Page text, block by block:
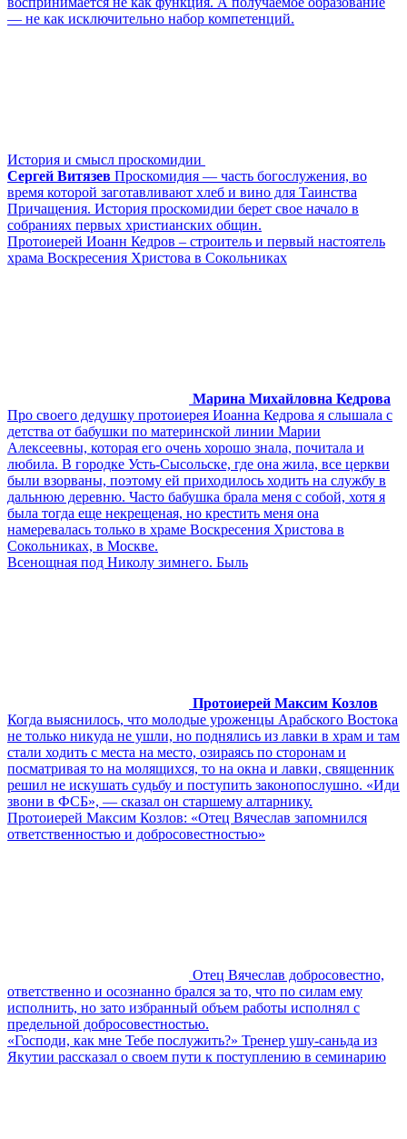
— не как исключительно набор компетенций.
История и смысл проскомидии
Сергей Витязев Проскомидия — часть богослужения, во
время которой заготавливают хлеб и вино для Таинства
Причащения. История проскомидии берет свое начало в
собраниях первых христианских общин.
Протоиерей Иоанн Кедров – строитель и первый настоятель
храма Воскресения Христова в Сокольниках
Марина Михайловна Кедрова
Про своего дедушку протоиерея Иоанна Кедрова я слышала с
детства от бабушки по материнской линии Марии
Алексеевны, которая его очень хорошо знала, почитала и
любила. В городке Усть-Сысольске, где она жила, все церкви
были взорваны, поэтому ей приходилось ходить на службу в
дальнюю деревню. Часто бабушка брала меня с собой, хотя я
была тогда еще некрещеная, но крестить меня она
намеревалась только в храме Воскресения Христова в
Сокольниках, в Москве.
Всенощная под Николу зимнего. Быль
Протоиерей Максим Козлов
Когда выяснилось, что молодые уроженцы Арабского Востока
не только никуда не ушли, но поднялись из лавки в храм и там
стали ходить с места на место, озираясь по сторонам и
посматривая то на молящихся, то на окна и лавки, священник
решил не искушать судьбу и поступить законопослушно. «Иди
звони в ФСБ», — сказал он старшему алтарнику.
Протоиерей Максим Козлов: «Отец Вячеслав запомнился
ответственностью и добросовестностью»
Отец Вячеслав добросовестно,
ответственно и осознанно брался за то, что по силам ему
исполнить, но зато избранный объем работы исполнял с
предельной добросовестностью.
«Господи, как мне Тебе послужить?» Тренер ушу-саньда из
Якутии рассказал о своем пути к поступлению в семинарию